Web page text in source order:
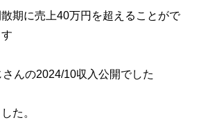
期に売上40万円を超えることがで
んの2024/10収入公開でした
た。